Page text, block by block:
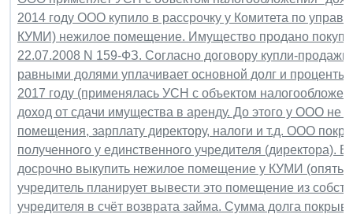
2014 году ООО купило в рассрочку у Комитета по
КУМИ) нежилое помещение. Имущество продано
22.07.2008 N 159-ФЗ. Согласно договору купли-
равными долями уплачивает основной долг и
2017 году (применялась УСН с объектом
доход от сдачи имущества в аренду. До этого у ООО не
помещения, зарплату директору, налоги и т.д. ООО
полученного у единственного учредителя (директора).
досрочно выкупить нежилое помещение у КУМИ (опять
учредитель планирует вывести это помещение из
учредителя в счёт возврата займа. Сумма долга